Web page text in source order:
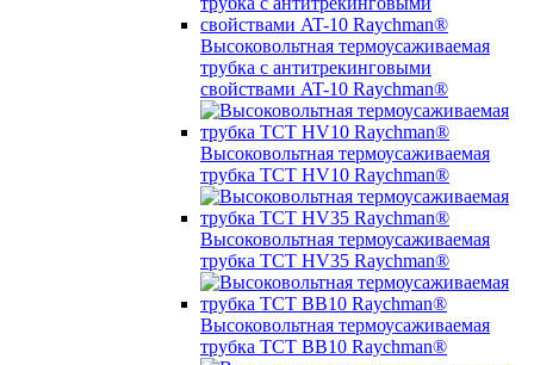
Высоковольтная термоусаживаемая
трубка с антитрекинговыми
свойствами AT-10 Raychman®
Высоковольтная термоусаживаемая
трубка TCT HV10 Raychman®
Высоковольтная термоусаживаемая
трубка TCT HV35 Raychman®
Высоковольтная термоусаживаемая
трубка TCT BB10 Raychman®